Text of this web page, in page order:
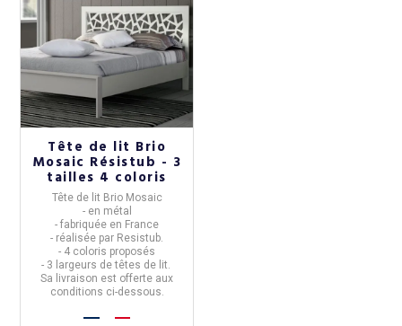
Tête de lit Brio
Mosaic Résistub - 3
tailles 4 coloris
Tête de lit Brio Mosaic
- en métal
- fabriquée en France
- réalisée par Resistub.
- 4 coloris proposés
- 3 largeurs de têtes de lit.
Sa livraison est offerte aux
conditions ci-dessous.